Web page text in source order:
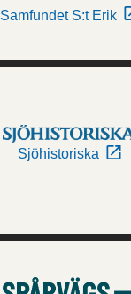
Samfundet S:t Erik
Sjöhistoriska